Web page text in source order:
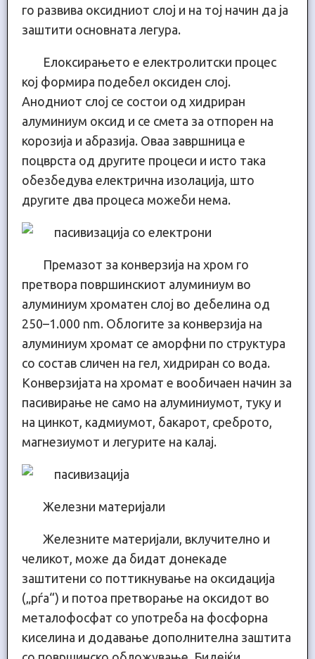
го развива оксидниот слој и на тој начин да ја
заштити основната легура.
Елоксирањето е електролитски процес
кој формира подебел оксиден слој.
Анодниот слој се состои од хидриран
алуминиум оксид и се смета за отпорен на
корозија и абразија. Оваа завршница е
поцврста од другите процеси и исто така
обезбедува електрична изолација, што
другите два процеса можеби нема.
Премазот за конверзија на хром го
претвора површинскиот алуминиум во
алуминиум хроматен слој во дебелина од
250–1.000 nm. Облогите за конверзија на
алуминиум хромат се аморфни по структура
со состав сличен на гел, хидриран со вода.
Конверзијата на хромат е вообичаен начин за
пасивирање не само на алуминиумот, туку и
на цинкот, кадмиумот, бакарот, среброто,
магнезиумот и легурите на калај.
Железни материјали
Железните материјали, вклучително и
челикот, може да бидат донекаде
заштитени со поттикнување на оксидација
(„рѓа“) и потоа претворање на оксидoт во
металофосфат со употреба на фосфорна
киселина и додавање дополнителна заштита